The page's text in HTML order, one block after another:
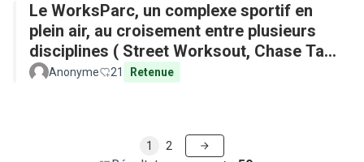
Le WorksParc, un complexe sportif en
plein air, au croisement entre plusieurs
disciplines ( Street Worksout, Chase Tag,
Parkour)
Anonyme 21 Retenue
1 2